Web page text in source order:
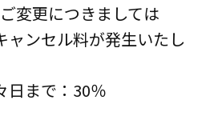
変更につきましては
ャンセル料が発生いたし
日まで：30％